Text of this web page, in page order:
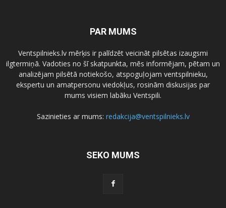
PAR MUMS
Ventspilnieks.lv mērķis ir palīdzēt veicināt pilsētas izaugsmi
ilgtermiņā. Vadoties no šī skatpunkta, mēs informējam, pētam un
analizējam pilsētā notiekošo, atspoguļojam ventspilnieku,
ekspertu un amatpersonu viedokļus, rosinām diskusijas par
mums visiem labāku Ventspili.
Sazinieties ar mums: redakcija@ventspilnieks.lv
SEKO MUMS